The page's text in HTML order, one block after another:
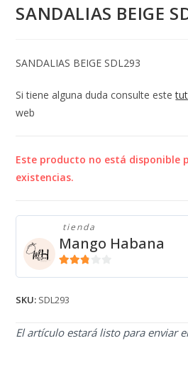
SANDALIAS BEIGE
SANDALIAS BEIGE SDL293
Si tiene alguna duda consulte este
web
Este producto no está disponible
existencias.
tienda
Mango Habana
SKU: SDL293
El artículo estará listo para enviar